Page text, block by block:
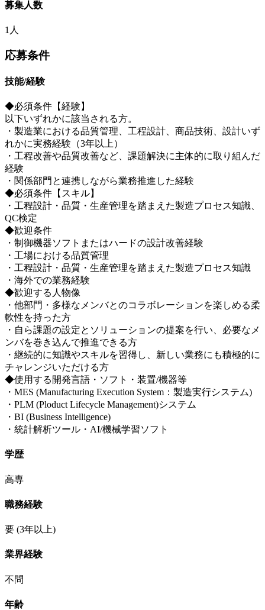
募集人数
1人
応募条件
技能/経験
◆必須条件【経験】
以下いずれかに該当される方。
・製造業における品質管理、工程設計、商品技術、設計いず
れかに実務経験（3年以上）
・工程改善や品質改善など、課題解決に主体的に取り組んだ
経験
・関係部門と連携しながら業務推進した経験
◆必須条件【スキル】
・工程設計・品質・生産管理を踏まえた製造プロセス知識、
QC検定
◆歓迎条件
・制御機器ソフトまたはハードの設計改善経験
・工場における品質管理
・工程設計・品質・生産管理を踏まえた製造プロセス知識
・海外での業務経験
◆歓迎する人物像
・他部門・多様なメンバとのコラボレーションを楽しめる柔
軟性を持った方
・自ら課題の設定とソリューションの提案を行い、必要なメ
ンバを巻き込んで推進できる方
・継続的に知識やスキルを習得し、新しい業務にも積極的に
チャレンジいただける方
◆使用する開発言語・ソフト・装置/機器等
・MES (Manufacturing Execution System：製造実行システム)
・PLM (Ploduct Lifecycle Management)システム
・BI (Business Intelligence)
・統計解析ツール・AI/機械学習ソフト
学歴
高専
職務経験
要 (3年以上)
業界経験
不問
年齢